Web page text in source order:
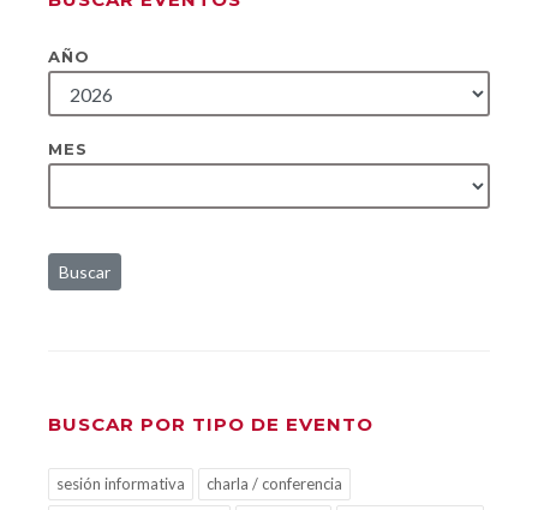
AÑO
MES
Buscar
BUSCAR POR TIPO DE EVENTO
sesión informativa
charla / conferencia